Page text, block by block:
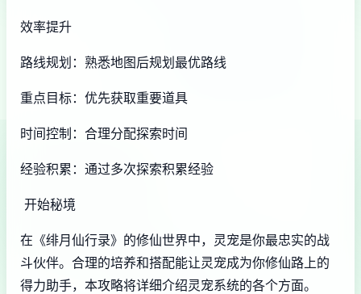
效率提升
路线规划：熟悉地图后规划最优路线
重点目标：优先获取重要道具
时间控制：合理分配探索时间
经验积累：通过多次探索积累经验
开始秘境
在《绯月仙行录》的修仙世界中，灵宠是你最忠实的战
斗伙伴。合理的培养和搭配能让灵宠成为你修仙路上的
得力助手，本攻略将详细介绍灵宠系统的各个方面。